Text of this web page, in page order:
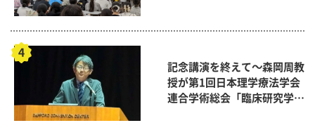
記念講演を終えて～森岡周教
授が第1回日本理学療法学会
連合学術総会「臨床研究学術